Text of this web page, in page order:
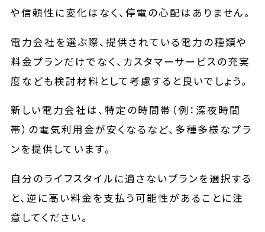
や信頼性に変化はなく、停電の心配はありません。
電力会社を選ぶ際、提供されている電力の種類や
料金プランだけでなく、カスタマーサービスの充実
度なども検討材料として考慮すると良いでしょう。
新しい電力会社は、特定の時間帯（例：深夜時間
帯）の電気利用金が安くなるなど、多種多様なプラ
ンを提供しています。
自分のライフスタイルに適さないプランを選択する
と、逆に高い料金を支払う可能性があることに注
意してください。